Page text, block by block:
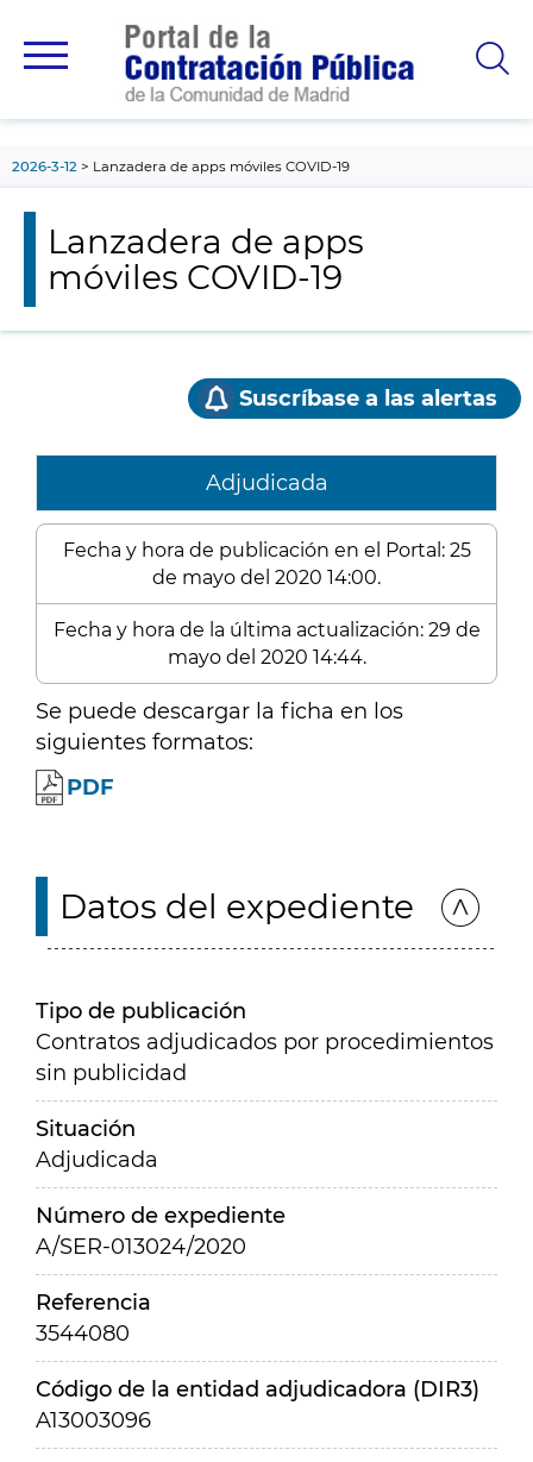
principal
2026-3-12 Lanzadera de apps móviles COVID-19
Lanzadera de apps
móviles COVID-19
Suscríbase a las alertas
Adjudicada
Fecha y hora de publicación en el Portal: 25
de mayo del 2020 14:00.
Fecha y hora de la última actualización: 29 de
mayo del 2020 14:44.
Se puede descargar la ficha en los
siguientes formatos:
PDF
Datos del expediente
Tipo de publicación
Contratos adjudicados por procedimientos
sin publicidad
Situación
Adjudicada
Número de expediente
A/SER-013024/2020
Referencia
3544080
Código de la entidad adjudicadora (DIR3)
A13003096